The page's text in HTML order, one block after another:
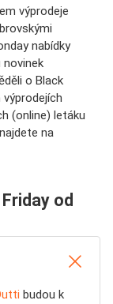
výprodeje
nabídky
novinek
o Black
výprodejích
(online) letáku
na
od
budou k